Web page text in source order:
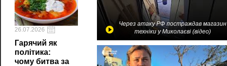
26.07.2026
Гарячий як
політика:
чому битва за
Через атаку РФ постраждав магазин
техніки у Миколаєві (відео)